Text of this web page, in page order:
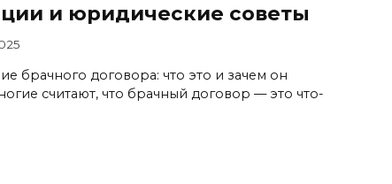
и юридические советы
брачного договора: что это и зачем он
считают, что брачный договор — это что-